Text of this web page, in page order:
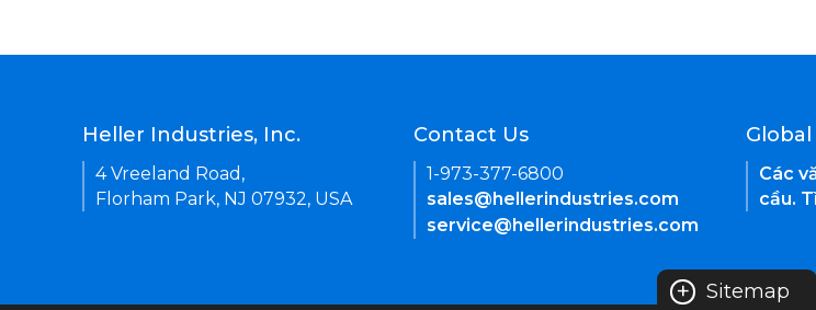
Heller Industries, Inc.
4 Vreeland Road,
Florham Park, NJ 07932, USA
Contact Us
1-973-377-6800
sales@hellerindustries.com
service@hellerindustries.com
Các
cầu.
+ Sitemap